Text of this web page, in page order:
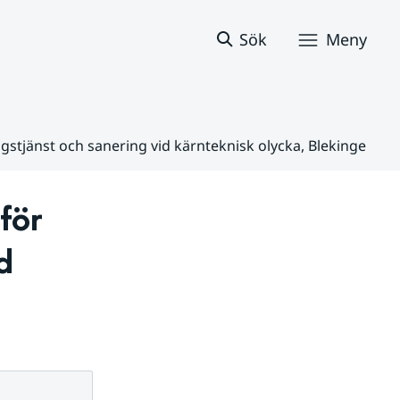
Sök Meny
och sanering vid kärnteknisk olycka, Blekinge